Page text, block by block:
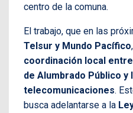
centro de la comuna.
El trabajo, que en las
Telsur y Mundo Pacífico
coordinación local
de Alumbrado Público y
telecomunicaciones.
busca adelantarse a la